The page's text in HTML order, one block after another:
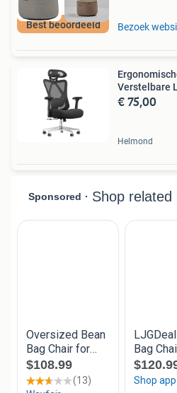
Best beoordeeld Bezoek
Verstelbare
€ 75,00
Helmond